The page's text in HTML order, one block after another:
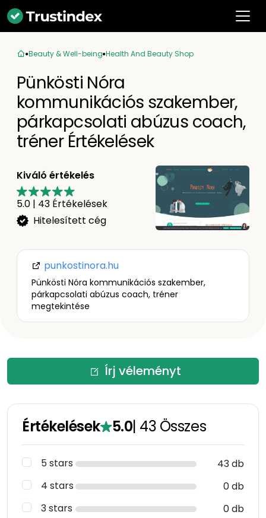
Beauty & Well-being Health And Beauty Shop
Pünkösti Nóra
kommunikációs szakember,
párkapcsolati abúzus coach,
tréner Értékelések
Kiváló értékelés
5.0 | 43 Értékelések
Hitelesített cég
punkostinora.hu
Pünkösti Nóra kommunikációs szakember,
párkapcsolati abúzus coach, tréner
megtekintése
Írj véleményt
Értékelések 5.0| 43 Összes
5 stars
43 db
4 stars
0 db
3 stars
0 db